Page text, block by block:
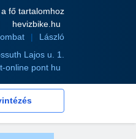
fő tartalomhoz
hevizbike.hu
László
Lajos u. 1.
online pont hu